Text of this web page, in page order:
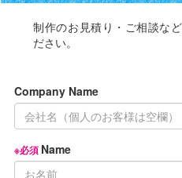
制作のお見積り・ご相談な
ださい。
Company Name
※必須 Name